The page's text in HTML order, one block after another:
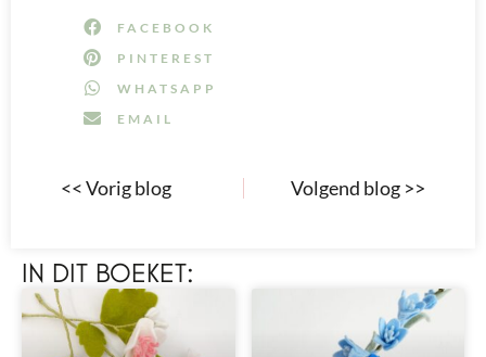
FACEBOOK
PINTEREST
WHATSAPP
EMAIL
<< Vorig blog Volgend blog >>
IN DIT BOEKET: